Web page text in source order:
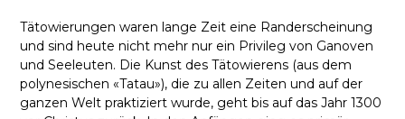
Tätowierungen waren lange Zeit eine Randerscheinung
und sind heute nicht mehr nur ein Privileg von Ganoven
und Seeleuten. Die Kunst des Tätowierens (aus dem
polynesischen «Tatau»), die zu allen Zeiten und auf der
ganzen Welt praktiziert wurde, geht bis auf das Jahr 1300